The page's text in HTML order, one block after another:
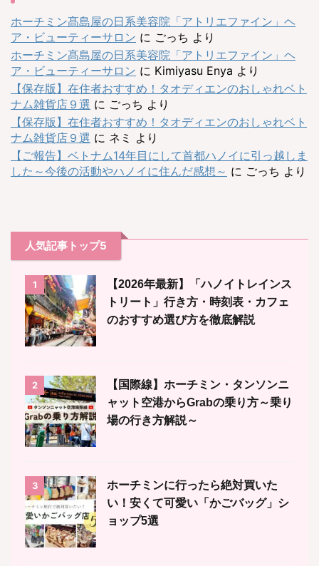
ホーチミン髙島屋の日系美容院「アトリエファイン」ヘ
ア・ビューティーサロン に ごっち より
ホーチミン髙島屋の日系美容院「アトリエファイン」ヘ
ア・ビューティーサロン に Kimiyasu Enya より
【保存版】在住者おすすめ！タオディエンのおしゃれベト
ナム雑貨店９選 に ごっち より
【保存版】在住者おすすめ！タオディエンのおしゃれベト
ナム雑貨店９選 に ネミ より
【ご報告】ベトナム14年目にして首都ハノイに引っ越しま
した～今後の活動やハノイに住んだ感想～ に ごっち より
人気記事トップ5
1
【2026年最新】「ハノイトレインス
トリート」行き方・時刻表・カフェ
のおすすめ選び方を徹底解説
2
【国際線】ホーチミン・タンソンニ
ャット空港からGrabの乗り方～乗り
場の行き方解説～
3
ホーチミンに行ったら絶対買いた
い！安くて可愛い「かごバッグ」シ
ョップ5選